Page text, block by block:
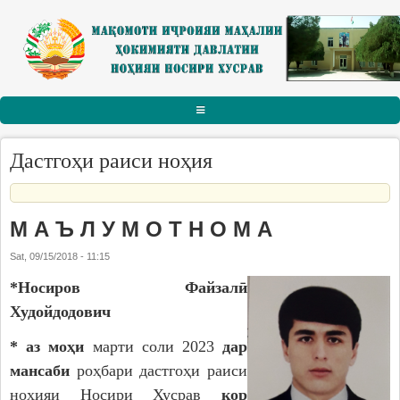
Skip to main content
АСОСӢ
РАИСИ НОҲИЯ
МАҚОМОТИ ИҶРОИЯ
Дастгоҳи раиси ноҳия
М А Ъ Л У М О Т Н О М А
Sat, 09/15/2018 - 11:15
*Носиров Файзалӣ
Худойдодович
* аз моҳи марти соли 2023 дар
мансаби роҳбари дастгоҳи раиси
ноҳияи Носири Хусрав кор